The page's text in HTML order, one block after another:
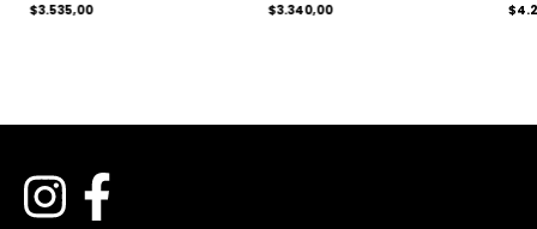
$3.535,00
$3.340,00